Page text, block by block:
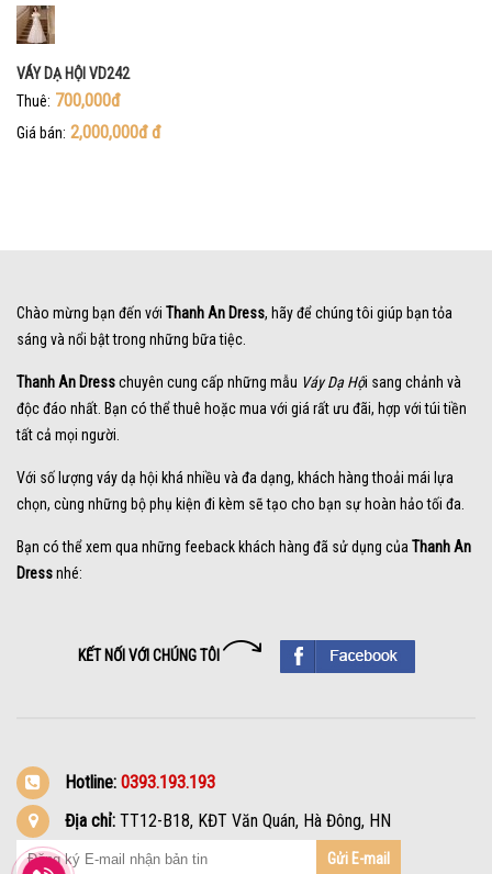
VÁY DẠ HỘI VD242
Thuê: 700,000đ
Giá bán: 2,000,000đđ
Chào mừng bạn đến với Thanh An Dress, hãy để chúng tôi giúp bạn tỏa
sáng và nổi bật trong những bữa tiệc.
Thanh An Dresschuyên cung cấp những mẫu Váy Dạ Hội sang chảnh và
độc đáo nhất. Bạn có thể thuê hoặc mua với giá rất ưu đãi, hợp với túi tiền
tất cả mọi người.
Với số lượng váy dạ hội khá nhiều và đa dạng, khách hàng thoải mái lựa
chọn, cùng những bộ phụ kiện đi kèm sẽ tạo cho bạn sự hoàn hảo tối đa.
Bạn có thể xem qua những feeback khách hàng đã sử dụng củaThanh An
Dressnhé:
KẾT NỐI VỚI CHÚNG TÔI
Hotline: 0393.193.193
Địa chỉ: TT12-B18, KĐT Văn Quán, Hà Đông, HN